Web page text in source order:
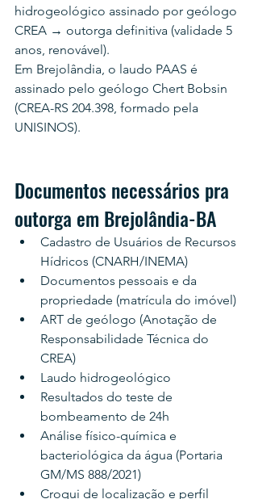
hidrogeológico assinado por geólogo
CREA → outorga definitiva (validade 5
anos, renovável).
Em Brejolândia, o laudo PAAS é
assinado pelo geólogo Chert Bobsin
(CREA-RS 204.398, formado pela
UNISINOS).
Documentos necessários pra
outorga em Brejolândia-BA
Cadastro de Usuários de Recursos
Hídricos (CNARH/INEMA)
Documentos pessoais e da
propriedade (matrícula do imóvel)
ART de geólogo (Anotação de
Responsabilidade Técnica do
CREA)
Laudo hidrogeológico
Resultados do teste de
bombeamento de 24h
Análise físico-química e
bacteriológica da água (Portaria
GM/MS 888/2021)
Croqui de localização e perfil